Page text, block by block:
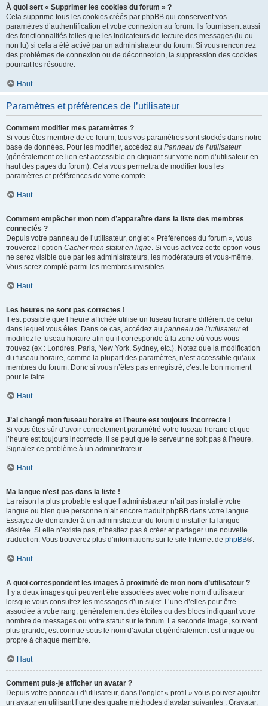
À quoi sert « Supprimer les cookies du forum » ?
Cela supprime tous les cookies créés par phpBB qui conservent vos
paramètres d’authentification et votre connexion au forum. Ils fournissent aussi
des fonctionnalités telles que les indicateurs de lecture des messages (lu ou
non lu) si cela a été activé par un administrateur du forum. Si vous rencontrez
des problèmes de connexion ou de déconnexion, la suppression des cookies
pourrait les résoudre.
Haut
Paramètres et préférences de l’utilisateur
Comment modifier mes paramètres ?
Si vous êtes membre de ce forum, tous vos paramètres sont stockés dans notre
base de données. Pour les modifier, accédez au Panneau de l’utilisateur
(généralement ce lien est accessible en cliquant sur votre nom d’utilisateur en
haut des pages du forum). Cela vous permettra de modifier tous les
paramètres et préférences de votre compte.
Haut
Comment empêcher mon nom d’apparaître dans la liste des membres
connectés ?
Depuis votre panneau de l’utilisateur, onglet « Préférences du forum », vous
trouverez l’option Cacher mon statut en ligne. Si vous activez cette option vous
ne serez visible que par les administrateurs, les modérateurs et vous-même.
Vous serez compté parmi les membres invisibles.
Haut
Les heures ne sont pas correctes !
Il est possible que l’heure affichée utilise un fuseau horaire différent de celui
dans lequel vous êtes. Dans ce cas, accédez au panneau de l’utilisateuret
modifiez le fuseau horaire afin qu’il corresponde à la zone où vous vous
trouvez (ex : Londres, Paris, New York, Sydney, etc.). Notez que la modification
du fuseau horaire, comme la plupart des paramètres, n’est accessible qu’aux
membres du forum. Donc si vous n’êtes pas enregistré, c’est le bon moment
pour le faire.
Haut
J’ai changé mon fuseau horaire et l’heure est toujours incorrecte !
Si vous êtes sûr d’avoir correctement paramétré votre fuseau horaire et que
l’heure est toujours incorrecte, il se peut que le serveur ne soit pas à l’heure.
Signalez ce problème à un administrateur.
Haut
Ma langue n’est pas dans la liste !
La raison la plus probable est que l’administrateur n’ait pas installé votre
langue ou bien que personne n’ait encore traduit phpBB dans votre langue.
Essayez de demander à un administrateur du forum d’installer la langue
désirée. Si elle n’existe pas, n’hésitez pas à créer et partager une nouvelle
traduction. Vous trouverez plus d’informations sur le site Internet de phpBB®.
Haut
A quoi correspondent les images à proximité de mon nom d’utilisateur ?
Il y a deux images qui peuvent être associées avec votre nom d’utilisateur
lorsque vous consultez les messages d’un sujet. L’une d’elles peut être
associée à votre rang, généralement des étoiles ou des blocs indiquant votre
nombre de messages ou votre statut sur le forum. La seconde image, souvent
plus grande, est connue sous le nom d’avatar et généralement est unique ou
propre à chaque membre.
Haut
Comment puis-je afficher un avatar ?
Depuis votre panneau d’utilisateur, dans l’onglet « profil » vous pouvez ajouter
un avatar en utilisant l’une des quatre méthodes d’avatar suivantes : Gravatar,